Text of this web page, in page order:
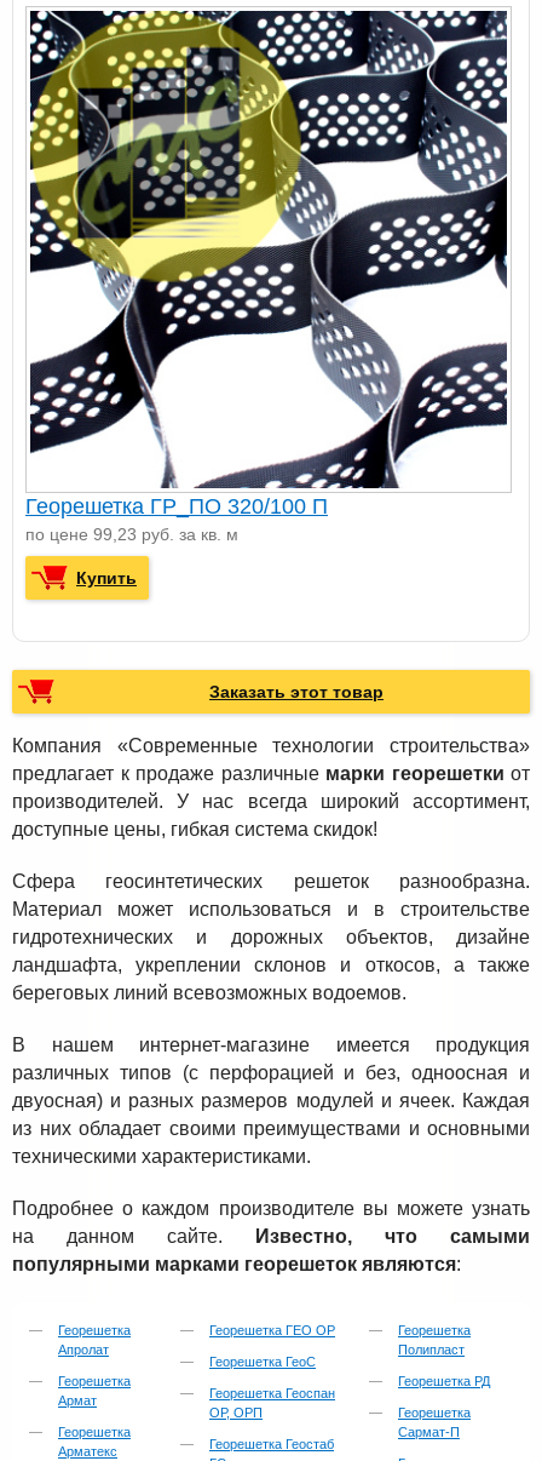
Георешетка ГР_ПО 320/100 П
по цене 99,23 руб. за кв. м
Купить
Заказать этот товар
Компания «Современные технологии строительства»
предлагает к продаже различные марки георешетки от
производителей. У нас всегда широкий ассортимент,
доступные цены, гибкая система скидок!
Сфера геосинтетических решеток разнообразна.
Материал может использоваться и в строительстве
гидротехнических и дорожных объектов, дизайне
ландшафта, укреплении склонов и откосов, а также
береговых линий всевозможных водоемов.
В нашем интернет-магазине имеется продукция
различных типов (с перфорацией и без, одноосная и
двуосная) и разных размеров модулей и ячеек. Каждая
из них обладает своими преимуществами и основными
техническими характеристиками.
Подробнее о каждом производителе вы можете узнать
на данном сайте.
Известно, что самыми
популярными марками георешеток являются:
Георешетка
Апролат
Георешетка
Армат
Георешетка
Арматекс
Георешетка ГЕО ОР
Георешетка ГеоС
Георешетка Геоспан
ОР, ОРП
Георешетка Геостаб
Георешетка
Полипласт
Георешетка РД
Георешетка
Сармат-П